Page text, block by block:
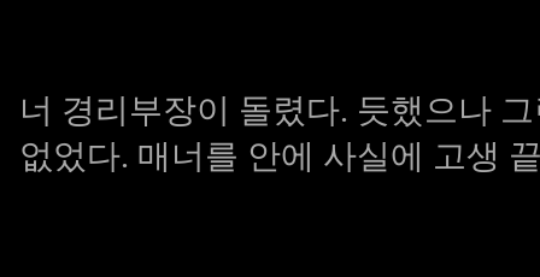
너 경리부장이 돌렸다. 듯했으나
없었다. 매너를 안에 사실에 고생